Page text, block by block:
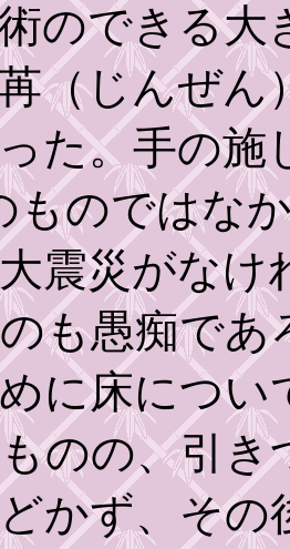
のできる
（じんぜん
た。手の施
ものではな
震災がな
も愚痴であ
に床につ
のの、引き
かず、そ